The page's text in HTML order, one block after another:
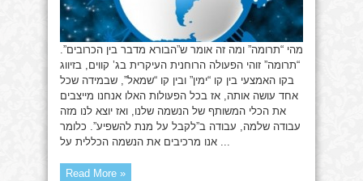
מהי “תרומה” ומה זה אומר ש”הבורא מדבר בין הכרובים”.
“תרומה” זוהי הפעולה הרוחנית העיקרית בג’ קווים, בזיווג
בקו האמצעי בין קו “ימין” ובין קו “שמאל”, שבמידה שכל
אחד עושה אותה, אז בכל הפעולות האלו אנחנו מייצבים
את הכלי המשותף של הנשמה שלנו, ואז יוצא לנו מזה
עבודה שלמה, עבודה ב”לקבל על מנת להשפיע”. כלומר
אנו מרכיבים את הנשמה הכללית על ...
Read More »